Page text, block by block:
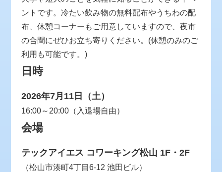
ントです。冷たい飲み物の無料配布やうちわの配
布、休憩コーナーもご用意していますので、夜市
の合間にぜひお立ち寄りください。(休憩のみのご
利用も可能です。)
日時
2026年7月11日（土）
16:00～20:00（入退場自由）
会場
テックアイエス コワーキング松山 1F・2F
（松山市湊町4丁目6-12 池田ビル）